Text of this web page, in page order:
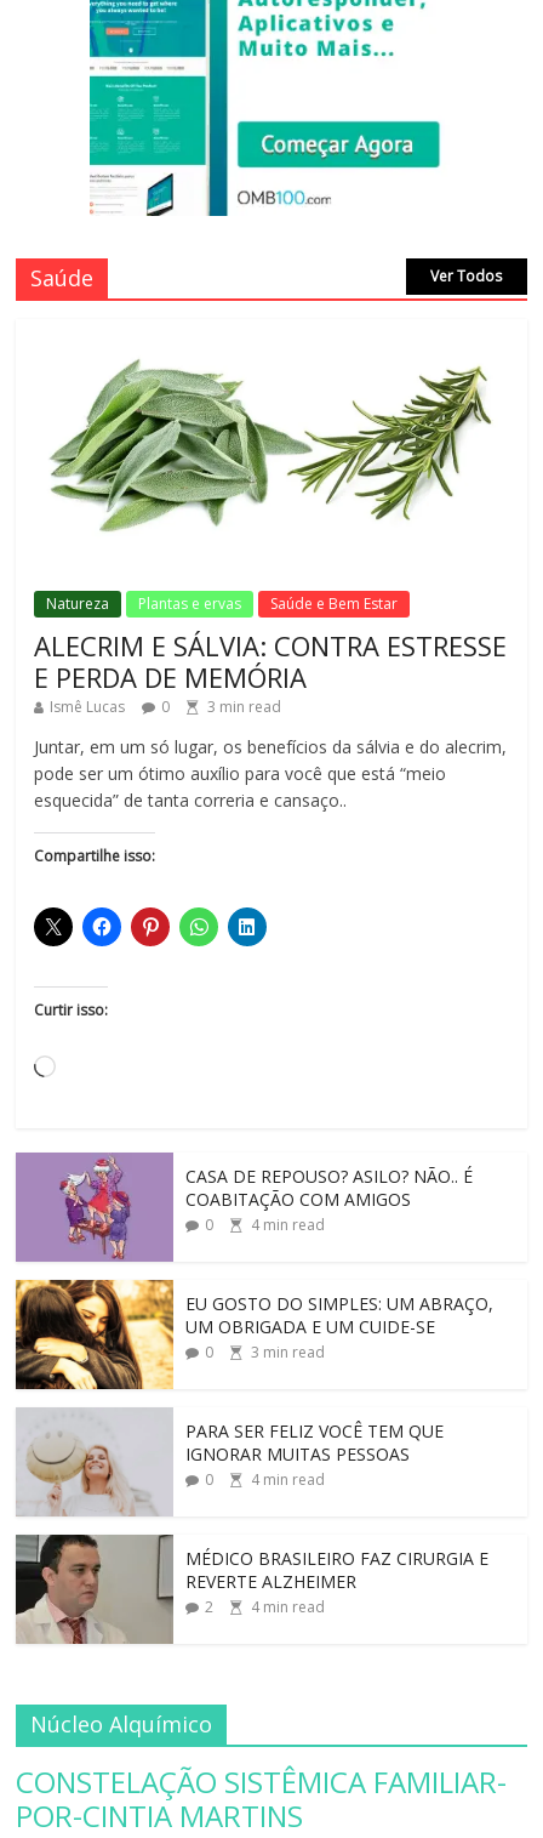
Saúde Ver Todos
Natureza Plantas e ervas Saúde e Bem Estar
ALECRIM E SÁLVIA: CONTRA ESTRESSE
E PERDA DE MEMÓRIA
Ismê Lucas 0 3 min read
Juntar, em um só lugar, os benefícios da sálvia e do alecrim,
pode ser um ótimo auxílio para você que está “meio
esquecida” de tanta correria e cansaço..
Compartilhe isso:
Curtir isso:
CASA DE REPOUSO? ASILO? NÃO.. É
COABITAÇÃO COM AMIGOS
0 4min read
EU GOSTO DO SIMPLES: UM ABRAÇO,
UM OBRIGADA E UM CUIDE-SE
0 3 min read
PARA SER FELIZ VOCÊ TEM QUE
IGNORAR MUITAS PESSOAS
0 4min read
MÉDICO BRASILEIRO FAZ CIRURGIA E
REVERTE ALZHEIMER
2 4min read
Núcleo Alquímico
CONSTELAÇÃO SISTÊMICA FAMILIAR-
POR-CINTIA MARTINS